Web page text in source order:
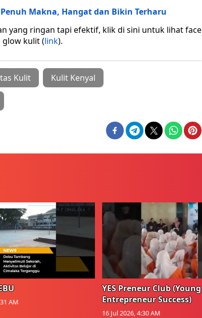
Makna, Hangat dan Bikin Terharu
yang ringan tapi efektif, klik di sini untuk lihat face
glow kulit (link).
Kulit Kulit Kenyal
AM
YES Preneur Club (Young
Entrepreneur Success)
16 Jul 2026, 4:30 AM